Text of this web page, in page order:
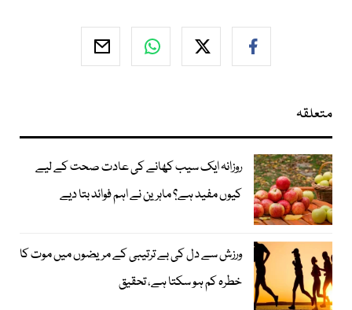
متعلقہ
روزانہ ایک سیب کھانے کی عادت صحت کے لیے
کیوں مفید ہے؟ ماہرین نے اہم فوائد بتا دیے
ورزش سے دل کی بے ترتیبی کے مریضوں میں موت کا
خطرہ کم ہو سکتا ہے، تحقیق